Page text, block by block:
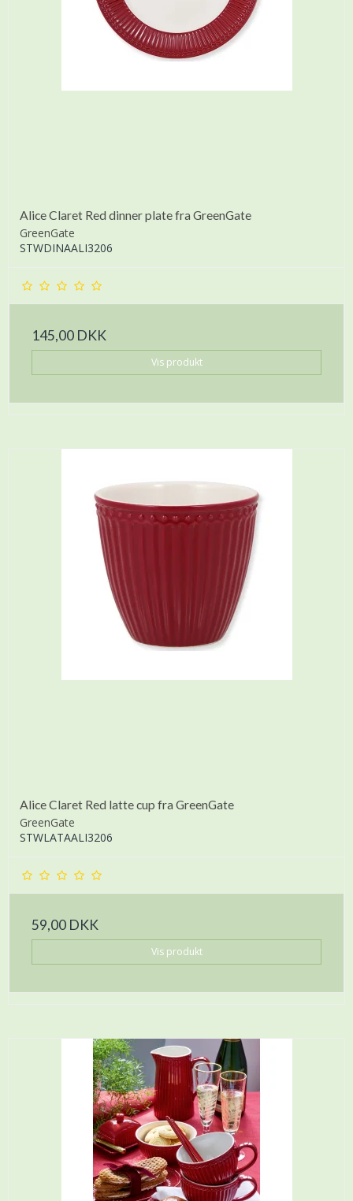
Alice Claret Red dinner plate fra GreenGate
GreenGate
STWDINAALI3206
145,00 DKK
Vis produkt
Alice Claret Red latte cup fra GreenGate
GreenGate
STWLATAALI3206
59,00 DKK
Vis produkt